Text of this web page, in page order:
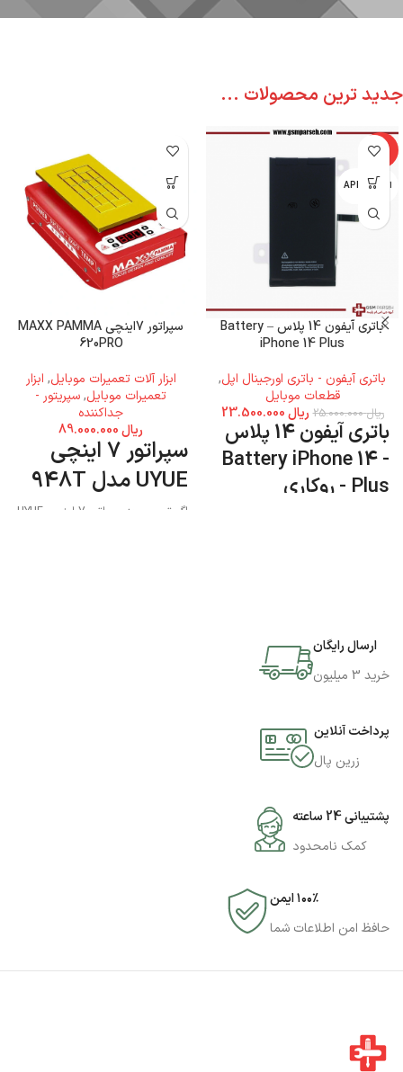
جدید ترین محصولات ...
-6%
اپل - APPLE
باتری آیفون 14 پلاس – Battery
iPhone 14 Plus
باتری آیفون - باتری اورجینال اپل,
قطعات موبایل
ریال25.000.000 ریال
باتری آیفون 14 پلاس
- Battery iPhone 14
Plus - روکاری
سپراتور 7اینچی MAXX PAMMA
620PRO
ابزار آلات تعمیرات موبایل, ابزار
تعمیرات موبایل,سپریتور -
جداکننده
ریال
سپراتور 7 اینچی
UYUE مدل 948T
اگر تصمیم به سپراتور 7 اینچی UYUE
ارسال رایگان
خرید 3 میلیون
پرداخت آنلاین
زرین پال
پشتیبانی 24 ساعته
کمک نامحدود
۱۰۰٪ ایمن
حافظ امن اطلاعات شما